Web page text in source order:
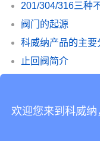
201/304/316三种
阀门的起源
科威纳产品的主要
止回阀简介
欢迎您来到科威纳